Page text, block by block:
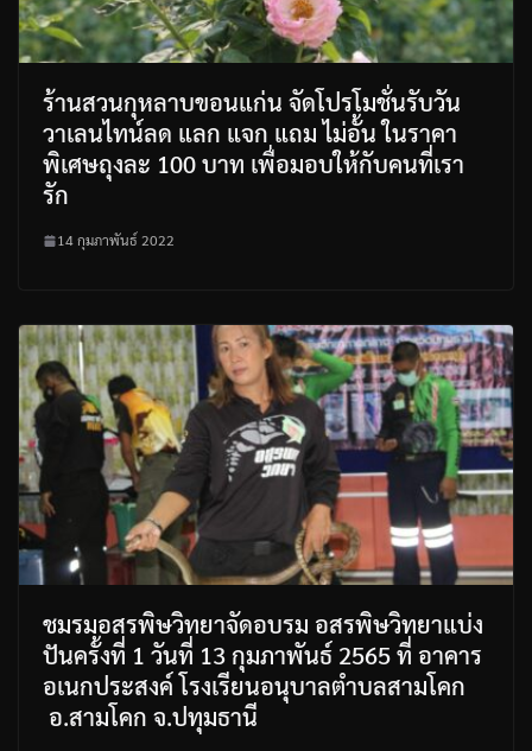
ร้านสวนกุหลาบขอนแก่น จัดโปรโมชั่นรับวัน
วาเลนไทน์ลด แลก แจก แถม ไม่อั้น ในราคา
พิเศษถุงละ 100 บาท เพื่อมอบให้กับคนที่เรา
รัก
14 กุมภาพันธ์ 2022
ชมรมอสรพิษวิทยาจัดอบรม อสรพิษวิทยาแบ่ง
ปันครั้งที่ 1 วันที่ 13 กุมภาพันธ์ 2565 ที่ อาคาร
อเนกประสงค์ โรงเรียนอนุบาลตำบลสามโคก
อ.สามโคก จ.ปทุมธานี